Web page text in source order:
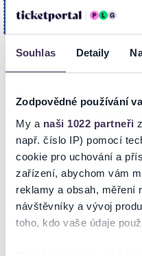
Souhlas Detaily
Zodpovědné používání
My a naši 1022 partneři
např. číslo IP) pomocí
cookie pro uchování a
zařízení, abychom vám
reklamy a obsah, měření
návštěvníky a vývoj
toho, kdo vaše údaje
10:00
PRAHA
KNIHA DŽUNGLÍ –
Mauglí dospěl a všechna
inteligencí a šikovnými
rodině i jeho chlupatým
zvířatům. Zatímco jeho vlčí
jeskyni a založili vlastní rodiny,